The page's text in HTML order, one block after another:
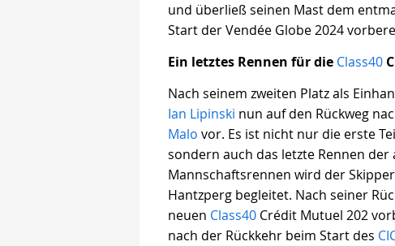
und überließ seinen Mast dem
Start der Vendée Globe 2024
Ein letztes Rennen für die Class40
Nach seinem zweiten Platz als
Ian Lipinski nun auf den Rückweg
Malo vor. Es ist nicht nur die erste
sondern auch das letzte Rennen der
Mannschaftsrennen wird der
Hantzperg begleitet. Nach seiner
neuen Class40 Crédit Mutuel 202
nach der Rückkehr beim Start des